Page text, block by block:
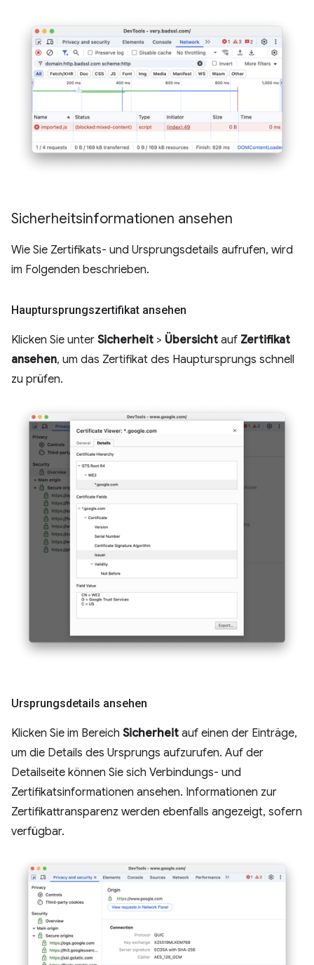
Sicherheitsinformationen ansehen
Wie Sie Zertifikats- und Ursprungsdetails aufrufen, wird
im Folgenden beschrieben.
Hauptursprungszertifikat ansehen
Klicken Sie unter Sicherheit > Übersicht auf Zertifikat
ansehen, um das Zertifikat des Hauptursprungs schnell
zu prüfen.
Ursprungsdetails ansehen
Klicken Sie im Bereich Sicherheit auf einen der Einträge,
um die Details des Ursprungs aufzurufen. Auf der
Detailseite können Sie sich Verbindungs- und
Zertifikatsinformationen ansehen. Informationen zur
Zertifikattransparenz werden ebenfalls angezeigt, sofern
verfügbar.